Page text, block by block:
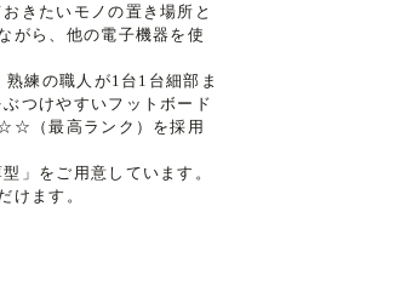
きたいモノの置き場所と
がら、他の電子機器を使
練の職人が1台1台細部ま
つけやすいフットボード
（最高ランク）を採用
」をご用意しています。
けます。